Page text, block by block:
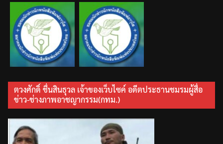
ตวงศักดิ์ ชื่นสินธุวล เจ้าของเว็บไซค์ อดีตประธานชมรมผู้สื่อ
ข่าว-ช่างภาพอาชญากรรม(กทม.)